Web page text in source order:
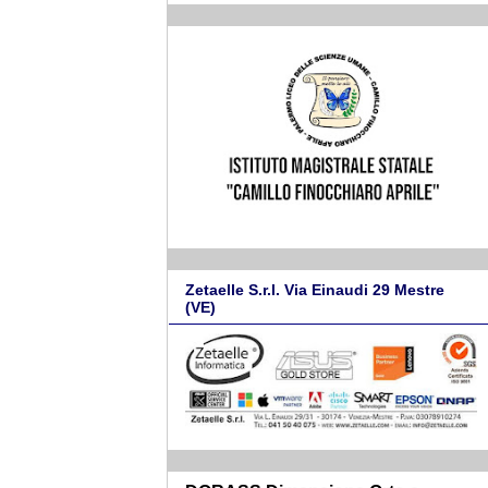
Zetaelle S.r.l. Via Einaudi 29 Mestre
(VE)